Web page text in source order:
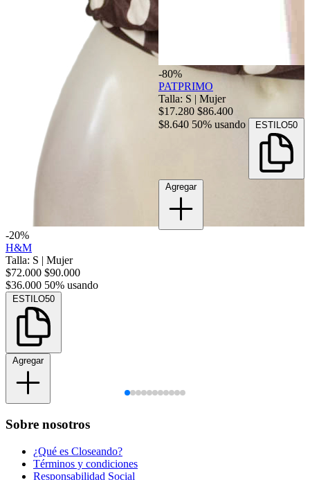
-20%
H&M
Talla: S | Mujer
$72.000 $90.000
$36.000 50% usando
ESTILO50
Agregar
-80%
PATPRIMO
Talla: S | Mujer
$17.280 $86.400
$8.640 50% usando ESTILO50
Agregar
Sobre nosotros
¿Qué es Closeando?
Términos y condiciones
Responsabilidad Social